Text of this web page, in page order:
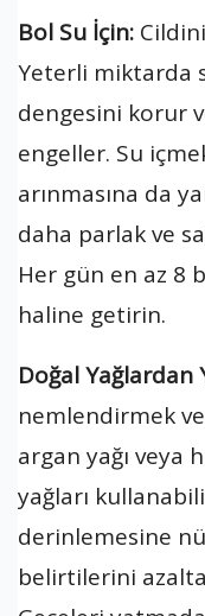
Bol Su İçin:
Yeterli miktarda
dengesini korur
engeller. Su
arınmasına da
daha parlak ve
Her gün en az 8
haline getirin.
Doğal Yağlardan
nemlendirmek
argan yağı veya
yağları
derinlemesine
belirtilerini